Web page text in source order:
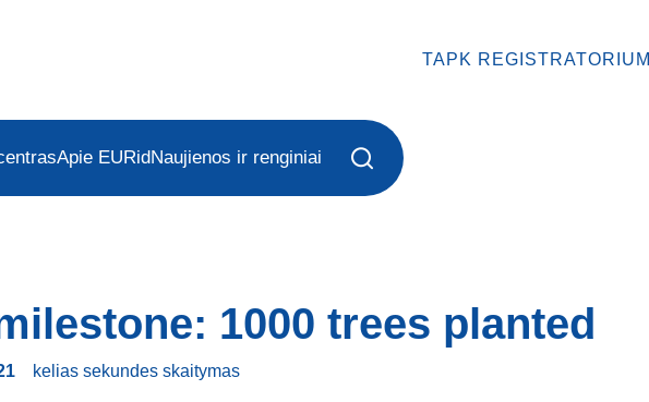
TAPK REGISTRATORIUMI
Apie EURidNaujienos ir renginiai
1000 trees planted
kelias sekundesskaitymas